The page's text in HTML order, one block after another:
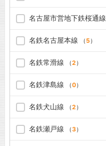
名古屋市営地下鉄桜通線
名鉄名古屋本線 （ 5 ）
名鉄常滑線 （2 ）
名鉄津島線 （0）
名鉄犬山線 （2 ）
名鉄瀬戸線 （3）